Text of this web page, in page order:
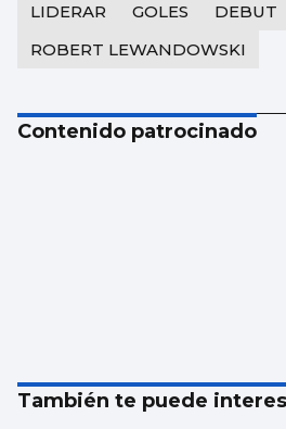
LIDERAR GOLES
DEBUT
ROBERT LEWANDOWSKI
Contenido patrocinado
También te puede